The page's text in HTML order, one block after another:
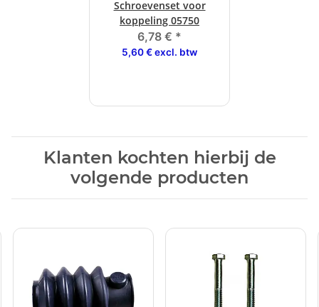
Schroevenset voor
koppeling 05750
6,78 € *
5,60 € excl. btw
Klanten kochten hierbij de
volgende producten